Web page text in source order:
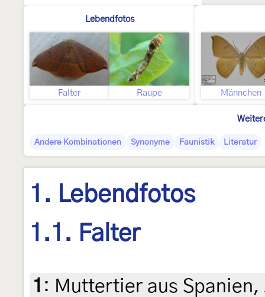
Lebendfotos
Falter Raupe Männchen
Andere Kombinationen Synonyme Faunistik Literatur
1. Lebendfotos
1.1. Falter
1 : Muttertier aus